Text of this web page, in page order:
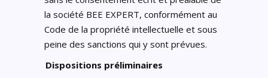
la société BEE EXPERT, conformément au
Code de la propriété intellectuelle et sous
peine des sanctions qui y sont prévues.
Dispositions préliminaires